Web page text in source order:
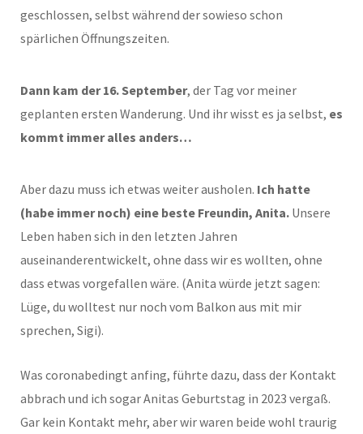
geschlossen, selbst während der sowieso schon
spärlichen Öffnungszeiten.
Dann kam der 16. September, der Tag vor meiner
geplanten ersten Wanderung. Und ihr wisst es ja selbst, es
kommt immer alles anders…
Aber dazu muss ich etwas weiter ausholen. Ich hatte
(habe immer noch) eine beste Freundin, Anita. Unsere
Leben haben sich in den letzten Jahren
auseinanderentwickelt, ohne dass wir es wollten, ohne
dass etwas vorgefallen wäre. (Anita würde jetzt sagen:
Lüge, du wolltest nur noch vom Balkon aus mit mir
sprechen, Sigi).
Was coronabedingt anfing, führte dazu, dass der Kontakt
abbrach und ich sogar Anitas Geburtstag in 2023 vergaß.
Gar kein Kontakt mehr, aber wir waren beide wohl traurig